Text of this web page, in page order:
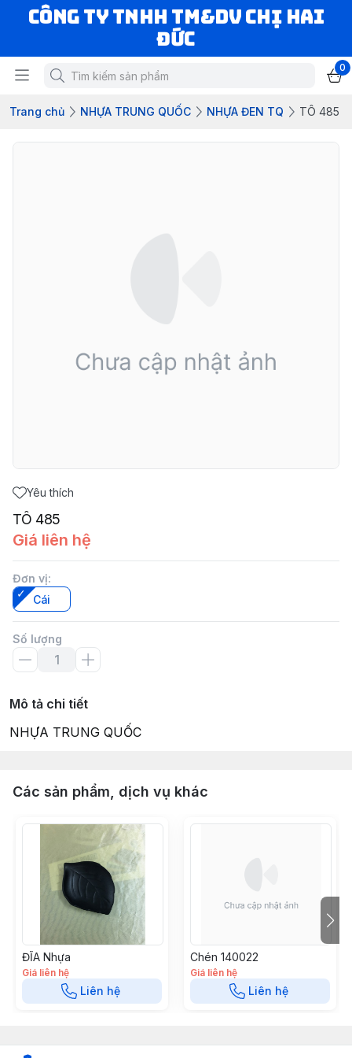
CÔNG TY TNHH TM&DV CHỊ HAI
ĐỨC
0
Trang chủ NHỰA TRUNG QUỐC NHỰA ĐEN TQ TÔ 485
Yêu thích
TÔ 485
Giá liên hệ
Đơn vị:
Cái
Số lượng
Mô tả chi tiết
NHỰA TRUNG QUỐC
Các sản phẩm, dịch vụ khác
ĐĨA Nhựa
Giá liên hệ
Liên hệ
Chén 140022
Giá liên hệ
Liên hệ